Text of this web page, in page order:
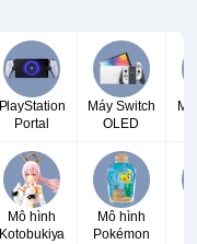
PlayStation
Portal
Máy Switch
OLED
Mô hình
Kotobukiya
Mô hình
Pokémon